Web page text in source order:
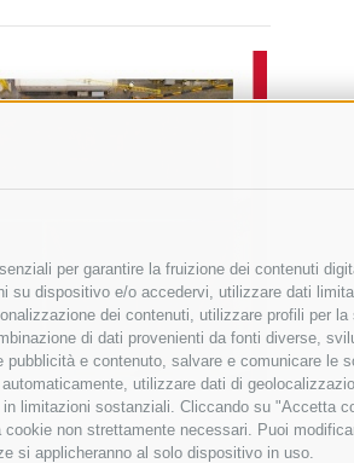
per garantire la fruizione dei contenuti
dispositivo e/o accedervi, utilizzare dati
dei contenuti, utilizzare profili per
di dati provenienti da fonti diverse,
e contenuto, salvare e comunicare le
utilizzare dati di
limitazioni sostanziali. Cliccando su "Accetta
non strettamente necessari. Puoi
si applicheranno al solo dispositivo in uso.